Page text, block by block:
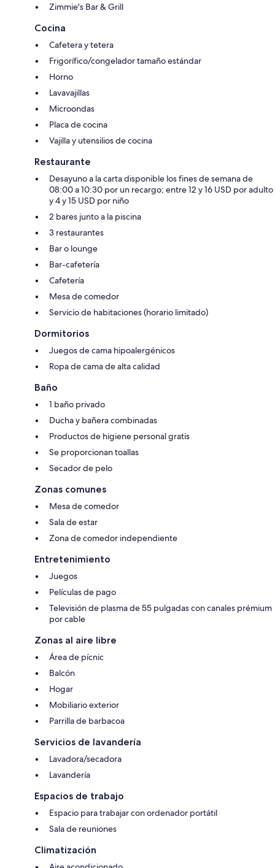
Zimmie's Bar & Grill
Cocina
Cafetera y tetera
Frigorífico/congelador tamaño estándar
Horno
Lavavajillas
Microondas
Placa de cocina
Vajilla y utensilios de cocina
Restaurante
Desayuno a la carta disponible los fines de semana de
08:00 a 10:30 por un recargo; entre 12 y 16 USD por adulto
y 4 y 15 USD por niño
2 bares junto a la piscina
3 restaurantes
Bar o lounge
Bar-cafetería
Cafetería
Mesa de comedor
Servicio de habitaciones (horario limitado)
Dormitorios
Juegos de cama hipoalergénicos
Ropa de cama de alta calidad
Baño
1 baño privado
Ducha y bañera combinadas
Productos de higiene personal gratis
Se proporcionan toallas
Secador de pelo
Zonas comunes
Mesa de comedor
Sala de estar
Zona de comedor independiente
Entretenimiento
Juegos
Películas de pago
Televisión de plasma de 55 pulgadas con canales prémium
por cable
Zonas al aire libre
Área de pícnic
Balcón
Hogar
Mobiliario exterior
Parrilla de barbacoa
Servicios de lavandería
Lavadora/secadora
Lavandería
Espacios de trabajo
Espacio para trabajar con ordenador portátil
Sala de reuniones
Climatización